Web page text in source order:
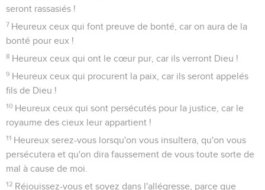
seront rassasiés !
7 Heureux ceux qui font preuve de bonté, car on aura de la
bonté pour eux !
8 Heureux ceux qui ont le cœur pur, car ils verront Dieu !
9 Heureux ceux qui procurent la paix, car ils seront appelés
fils de Dieu !
10 Heureux ceux qui sont persécutés pour la justice, car le
royaume des cieux leur appartient !
11 Heureux serez-vous lorsqu'on vous insultera, qu'on vous
persécutera et qu'on dira faussement de vous toute sorte de
mal à cause de moi.
12 Réjouissez-vous et soyez dans l'allégresse, parce que